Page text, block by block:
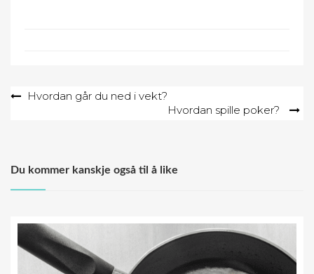
PostHvordan går du ned i vekt?
Hvordan spille poker?
Du kommer kanskje også til å like